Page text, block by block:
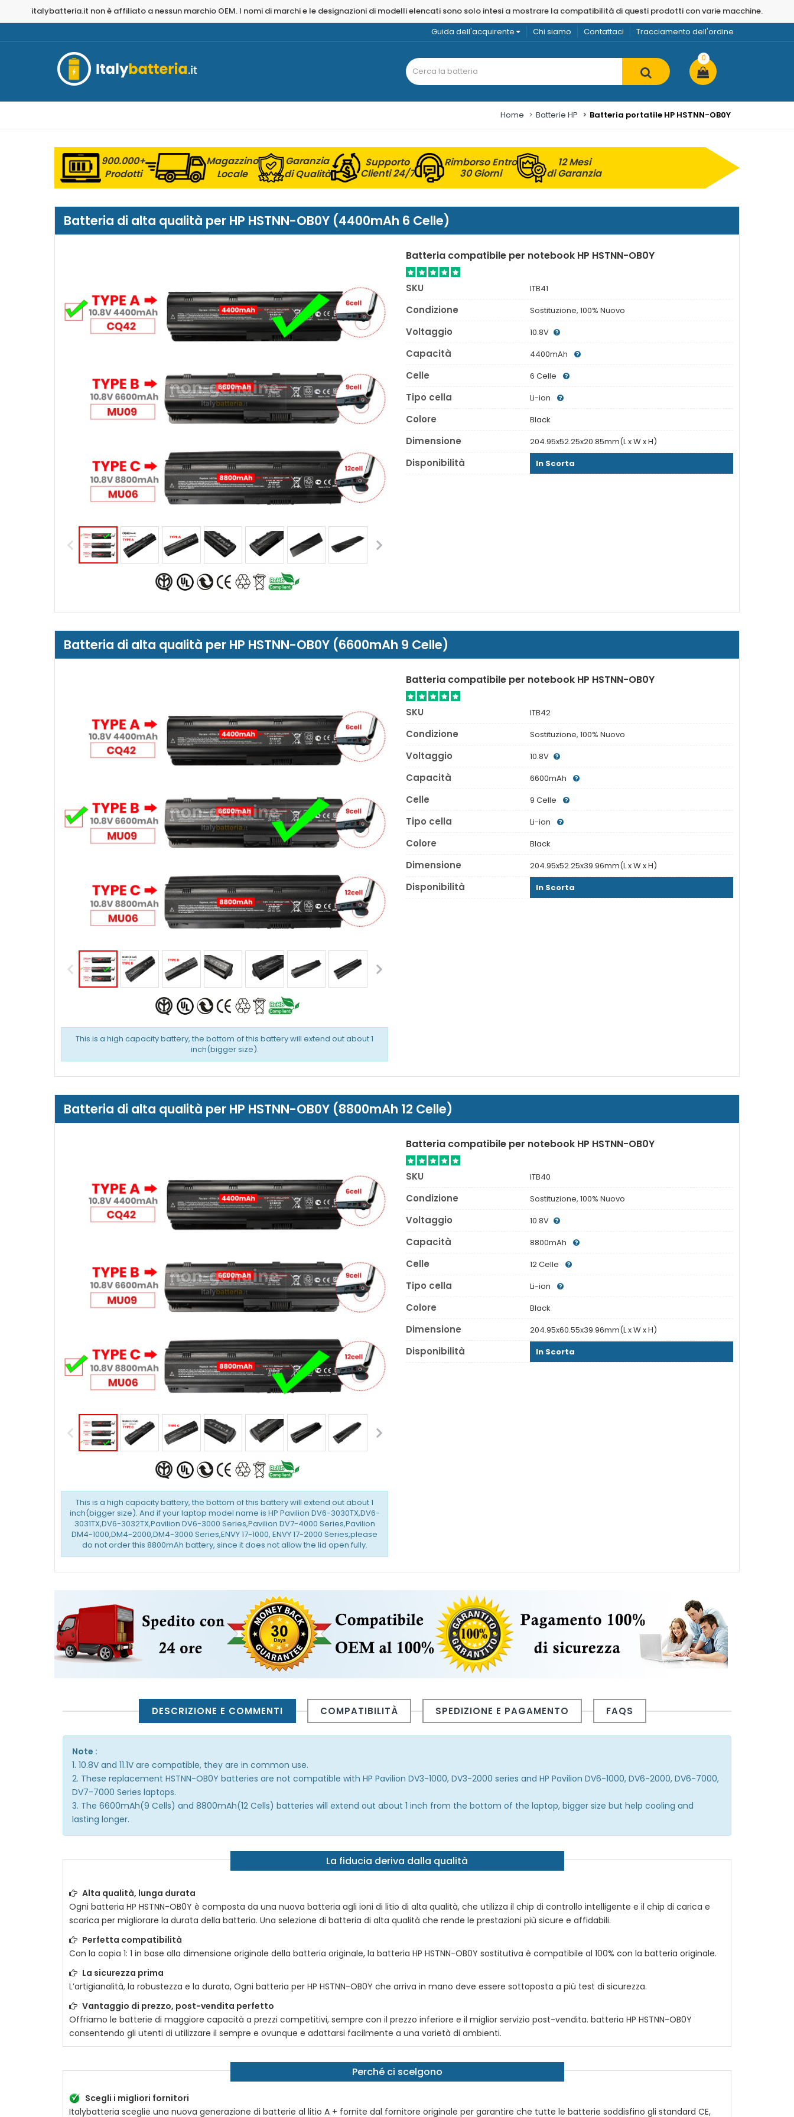
italybatteria.it non è affiliato a nessun marchio OEM. I nomi di marchi e le designazioni di modelli elencati sono solo intesi a mostrare la compatibilità di questi prodotti con varie macchine.
Tracciamento dell'ordine
Contattaci
Chi siamo
Guida dell'acquirente
0
Home Batterie HP Batteria portatile HP HSTNN-OB0Y
900.000+
Prodotti
Magazzino
Locale
Garanzia
di Qualità
Supporto
Clienti 24/7
Rimborso Entro
30 Giorni
12 Mesi
di Garanzia
Batteria di alta qualità per HP HSTNN-OB0Y (4400mAh 6 Celle)
Batteria compatibile per notebook HP HSTNN-OB0Y
SKU ITB41
Condizione Sostituzione, 100% Nuovo
Voltaggio 10.8V
Capacità 4400mAh
Celle 6 Celle
Tipo cella Li-ion
Colore Black
Dimensione 204.95x52.25x20.85mm(L x W x H)
Disponibilità In Scorta
Batteria di alta qualità per HP HSTNN-OB0Y (6600mAh 9 Celle)
This is a high capacity battery, the bottom of this battery will extend out about 1
inch(bigger size).
Batteria compatibile per notebook HP HSTNN-OB0Y
SKU ITB42
Condizione Sostituzione, 100% Nuovo
Voltaggio 10.8V
Capacità 6600mAh
Celle 9 Celle
Tipo cella Li-ion
Colore Black
Dimensione 204.95x52.25x39.96mm(L x W x H)
Disponibilità In Scorta
Batteria di alta qualità per HP HSTNN-OB0Y (8800mAh 12 Celle)
This is a high capacity battery, the bottom of this battery will extend out about 1
inch(bigger size). And if your laptop model name is HP Pavilion DV6-3030TX,DV6-
3031TX,DV6-3032TX,Pavilion DV6-3000 Series,Pavilion DV7-4000 Series,Pavilion
DM4-1000,DM4-2000,DM4-3000 Series,ENVY 17-1000, ENVY 17-2000 Series,please
do not order this 8800mAh battery, since it does not allow the lid open fully.
Batteria compatibile per notebook HP HSTNN-OB0Y
SKU ITB40
Condizione Sostituzione, 100% Nuovo
Voltaggio 10.8V
Capacità 8800mAh
Celle 12 Celle
Tipo cella Li-ion
Colore Black
Dimensione 204.95x60.55x39.96mm(L x W x H)
Disponibilità In Scorta
DESCRIZIONE E COMMENTI COMPATIBILITÀ SPEDIZIONE E PAGAMENTO FAQS
Note :
1. 10.8V and 11.1V are compatible, they are in common use.
2. These replacement HSTNN-OB0Y batteries are not compatible with HP Pavilion DV3-1000, DV3-2000 series and HP Pavilion DV6-1000, DV6-2000, DV6-7000,
DV7-7000 Series laptops.
3. The 6600mAh(9 Cells) and 8800mAh(12 Cells) batteries will extend out about 1 inch from the bottom of the laptop, bigger size but help cooling and
lasting longer.
La fiducia deriva dalla qualità
Alta qualità, lunga durata
Ogni batteria HP HSTNN-OB0Y è composta da una nuova batteria agli ioni di litio di alta qualità, che utilizza il chip di controllo intelligente e il chip di carica e
scarica per migliorare la durata della batteria. Una selezione di batteria di alta qualità che rende le prestazioni più sicure e affidabili.
Perfetta compatibilità
Con la copia 1: 1 in base alla dimensione originale della batteria originale, la batteria HP HSTNN-OB0Y sostitutiva è compatibile al 100% con la batteria originale.
La sicurezza prima
L’artigianalità, la robustezza e la durata, Ogni batteria per HP HSTNN-OB0Y che arriva in mano deve essere sottoposta a più test di sicurezza.
Vantaggio di prezzo, post-vendita perfetto
Offriamo le batterie di maggiore capacità a prezzi competitivi, sempre con il prezzo inferiore e il miglior servizio post-vendita. batteria HP HSTNN-OB0Y
consentendo gli utenti di utilizzare il sempre e ovunque e adattarsi facilmente a una varietà di ambienti.
Perché ci scelgono
Scegli i migliori fornitori
Italybatteria sceglie una nuova generazione di batterie al litio A + fornite dal fornitore originale per garantire che tutte le batterie soddisfino gli standard CE,